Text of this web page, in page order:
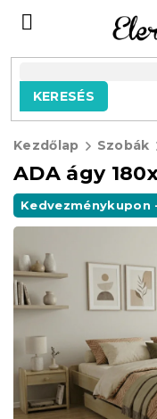
tartalomhoz
KERESÉS
Kezdőlap Szobák
ADA ágy
Kedvezménykupon -